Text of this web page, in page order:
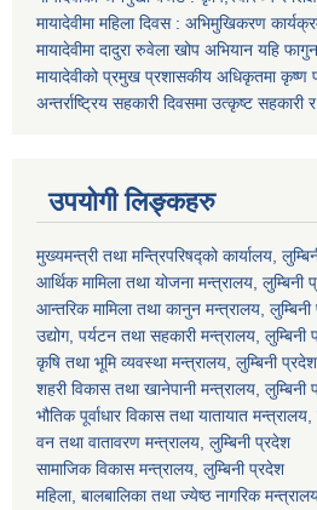
मायादेवीमा महिला दिवस : अभिमुखिकरण
मायादेवीमा दादुरा रुवेला खोप अभियान यहि
मायादेवीको प्रमुख प्रशासकीय अधिकृतमा कृष्ण
अन्तर्राष्ट्रिय सहकारी दिवसमा उत्कृष्ट सहकारी
उपयोगी लिङ्कहरु
मुख्यमन्त्री तथा मन्त्रिपरिषद्को कार्यालय,
आर्थिक मामिला तथा योजना मन्त्रालय, लुम्बिनी
आन्तरिक मामिला तथा कानुन मन्त्रालय,
उद्योग, पर्यटन तथा सहकारी मन्त्रालय, लुम्बिनी
कृषि तथा भूमि व्यवस्था मन्त्रालय, लुम्बिनी प्रदेश
शहरी विकास तथा खानेपानी मन्त्रालय, लुम्बिनी
भौतिक पूर्वाधार विकास तथा यातायात
वन तथा वातावरण मन्त्रालय, लुम्बिनी प्रदेश
सामाजिक विकास मन्त्रालय, लुम्बिनी प्रदेश
महिला, बालबालिका तथा ज्येष्ठ नागरिक